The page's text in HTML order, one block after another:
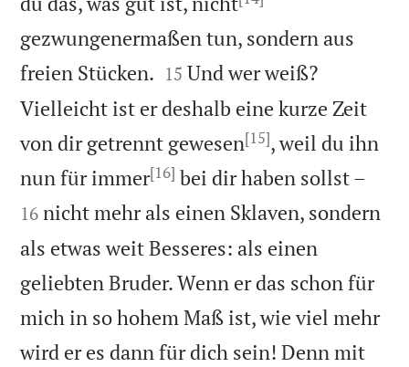
gezwungenermaßen tun, sondern aus
freien Stücken. 

15 Und wer weiß?
Vielleicht ist er deshalb eine kurze Zeit
von dir getrennt gewesen[15], weil du ihn
nun für immer[16] bei dir haben sollst –
16 nicht mehr als einen Sklaven, sondern
als etwas weit Besseres: als einen
geliebten Bruder. Wenn er das schon für
mich in so hohem Maß ist, wie viel mehr
wird er es dann für dich sein! Denn mit